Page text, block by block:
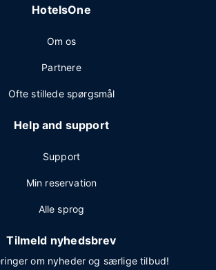
HotelsOne
Om os
Partnere
Ofte stillede spørgsmål
Help and support
Support
Min reservation
Alle sprog
Tilmeld nyhedsbrev
om nyheder og særlige tilbud!